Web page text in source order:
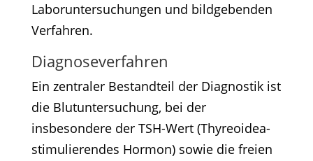
Laboruntersuchungen und bildgebenden
Verfahren.
Diagnoseverfahren
Ein zentraler Bestandteil der Diagnostik ist
die Blutuntersuchung, bei der
insbesondere der TSH-Wert (Thyreoidea-
stimulierendes Hormon) sowie die freien